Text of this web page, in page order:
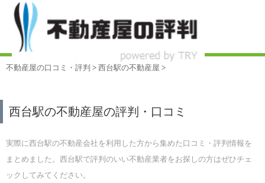
不動産屋の口コミ・評判 > 西台駅の不動産屋 >
西台駅の不動産屋の評判・口コミ
実際に西台駅の不動産会社を利用した方から集めた口コミ・評判情報を
まとめました。西台駅で評判のいい不動産業者をお探しの方はぜひチェ
ックしてみてください。